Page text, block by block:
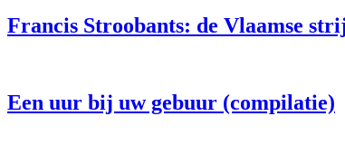
Francis Stroobants: de Vlaamse
Een uur bij uw gebuur (compilatie)